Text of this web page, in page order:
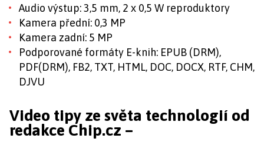
Audio výstup: 3,5 mm, 2 х 0,5 W reproduktory
Kamera přední: 0,3 MP
Kamera zadní: 5 MP
Podporované formáty E-knih: EPUB (DRM),
PDF(DRM), FB2, TXT, HTML, DOC, DOCX, RTF, CHM,
DJVU
Video tipy ze světa technologií od
redakce Chip.cz –